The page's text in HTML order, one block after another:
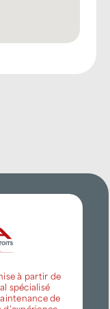
à partir de
spécialisé
de